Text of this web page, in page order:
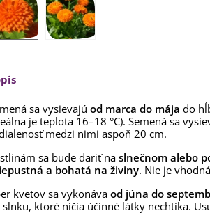
Semienkové bomby -
plochu - výsevný disk...
3,80 €
Daucus carota - semená -...
1,53 €
Ľalia Canova - Lilium -
cibuľoviny - 1 ks
sa vysievajú od marca do mája do
je teplota 16–18 °C). Semená sa
medzi nimi aspoň 20 cm.
sa bude dariť na slnečnom alebo
a bohatá na živiny. Nie je
kvetov sa vykonáva od júna do
slnku, ktoré ničia účinné látky nechtíka.